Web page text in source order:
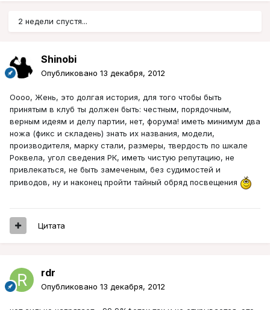
2 недели спустя...
Shinobi
Опубликовано 13 декабря, 2012
Оооо, Жень, это долгая история, для того чтобы быть
принятым в клуб ты должен быть: честным, порядочным,
верным идеям и делу партии, нет, форума! иметь минимум два
ножа (фикс и складень) знать их названия, модели,
производителя, марку стали, размеры, твердость по шкале
Роквела, угол сведения РК, иметь чистую репутацию, не
привлекаться, не быть замеченым, без судимостей и
приводов, ну и наконец пройти тайный обряд посвещения
Цитата
rdr
Опубликовано 13 декабря, 2012